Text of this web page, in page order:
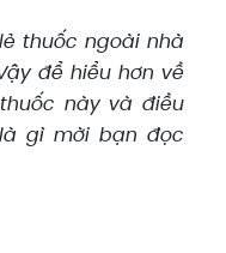
thuốc ngoài nhà
để hiểu hơn về
này và điều
gì mời bạn đọc